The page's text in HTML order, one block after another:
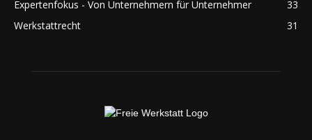
Expertenfokus - Von Unternehmern für Unternehmer
33
Werkstattrecht
31